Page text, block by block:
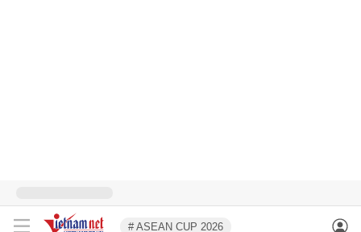
# ASEAN CUP 2026